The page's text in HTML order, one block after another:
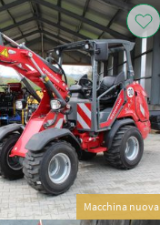
Macchina nuova